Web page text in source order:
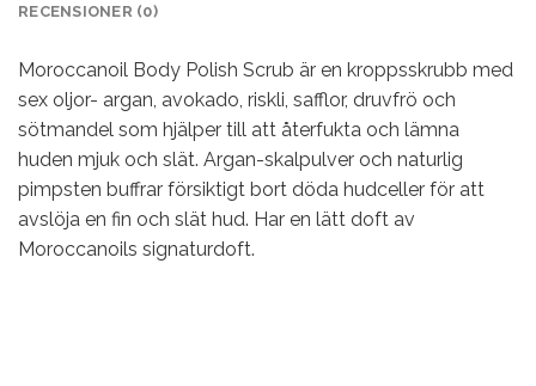
RECENSIONER (0)
Moroccanoil Body Polish Scrub är en kroppsskrubb med
sex oljor- argan, avokado, riskli, safflor, druvfrö och
sötmandel som hjälper till att återfukta och lämna
huden mjuk och slät. Argan-skalpulver och naturlig
pimpsten buffrar försiktigt bort döda hudceller för att
avslöja en fin och slät hud. Har en lätt doft av
Moroccanoils signaturdoft.